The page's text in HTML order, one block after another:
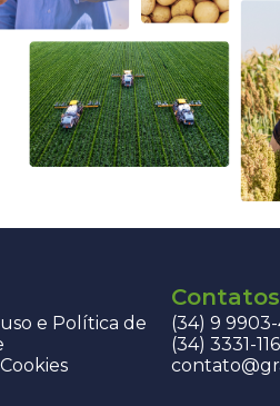
e Política de
Contatos
(34) 9 9903-
(34) 3331-